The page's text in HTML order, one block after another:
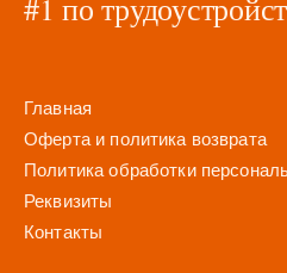
#1 по
Главная
Оферта и политика возврата
Политика обработки
Реквизиты
Контакты